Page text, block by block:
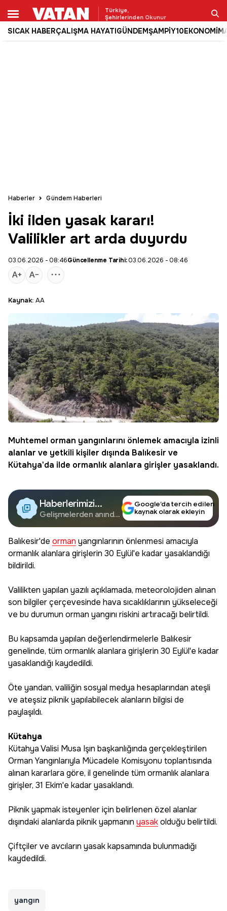
Türkiye,
Şehirlerinden Okunur
SICAK HABERÇALIŞMA HAYATIGÜNDEMŞAMPİY10EKONOMİ
Ara
Haberler Gündem Haberleri
İki ilden yasak kararı!
Valilikler art arda duyurdu
03.06.2026 - 08:46Güncellenme Tarihi:03.06.2026 - 08:46
Kaynak: AA
Muhtemel orman yangınlarını önlemek amacıyla izinli
alanlar ve yetkili kişiler dışında Balıkesir ve
Kütahya'da ilde ormanlık alanlara girişler yasaklandı.
Haberlerimizi
Google'da Takip
Edin
Gelişmelerden anında
Google’da tercih edilen
kaynak olarak ekleyin
Balıkesir'de orman yangınlarının önlenmesi amacıyla
ormanlık alanlara girişlerin 30 Eylül'e kadar yasaklandığı
bildirildi.
Valilikten yapılan yazılı açıklamada, meteorolojiden alınan
son bilgiler çerçevesinde hava sıcaklıklarının yükseleceği
ve bu durumun orman yangını riskini artıracağı belirtildi.
Bu kapsamda yapılan değerlendirmelerle Balıkesir
genelinde, tüm ormanlık alanlara girişlerin 30 Eylül'e kadar
yasaklandığı kaydedildi.
Öte yandan, valiliğin sosyal medya hesaplarından ateşli
ve ateşsiz piknik yapılabilecek alanların bilgisi de
paylaşıldı.
Kütahya
Kütahya Valisi Musa Işın başkanlığında gerçekleştirilen
Orman Yangınlarıyla Mücadele Komisyonu toplantısında
alınan kararlara göre, il genelinde tüm ormanlık alanlara
girişler, 31 Ekim'e kadar yasaklandı.
Piknik yapmak isteyenler için belirlenen özel alanlar
dışındaki alanlarda piknik yapmanın yasakolduğu belirtildi.
Çiftçiler ve avcıların yasak kapsamında bulunmadığı
kaydedildi.
yangın